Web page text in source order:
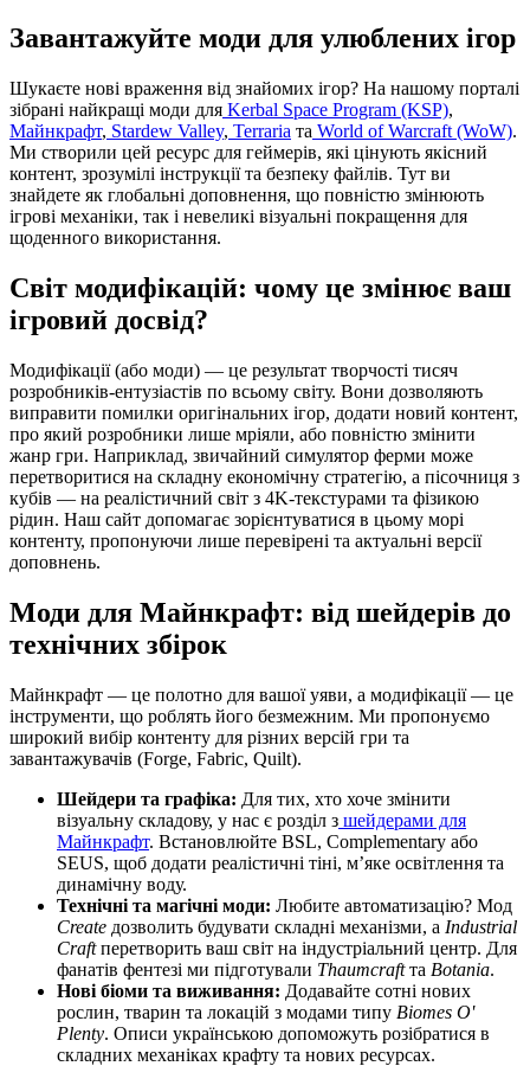
Завантажуйте моди для улюблених ігор
Шукаєте нові враження від знайомих ігор? На нашому порталі
зібрані найкращі моди для Kerbal Space Program (KSP),
Майнкрафт, Stardew Valley, Terraria та World of Warcraft (WoW).
Ми створили цей ресурс для геймерів, які цінують якісний
контент, зрозумілі інструкції та безпеку файлів. Тут ви
знайдете як глобальні доповнення, що повністю змінюють
ігрові механіки, так і невеликі візуальні покращення для
щоденного використання.
Світ модифікацій: чому це змінює ваш
ігровий досвід?
Модифікації (або моди) — це результат творчості тисяч
розробників-ентузіастів по всьому світу. Вони дозволяють
виправити помилки оригінальних ігор, додати новий контент,
про який розробники лише мріяли, або повністю змінити
жанр гри. Наприклад, звичайний симулятор ферми може
перетворитися на складну економічну стратегію, а пісочниця з
кубів — на реалістичний світ з 4K-текстурами та фізикою
рідин. Наш сайт допомагає зорієнтуватися в цьому морі
контенту, пропонуючи лише перевірені та актуальні версії
доповнень.
Моди для Майнкрафт: від шейдерів до
технічних збірок
Майнкрафт — це полотно для вашої уяви, а модифікації — це
інструменти, що роблять його безмежним. Ми пропонуємо
широкий вибір контенту для різних версій гри та
завантажувачів (Forge, Fabric, Quilt).
Шейдери та графіка: Для тих, хто хоче змінити
візуальну складову, у нас є розділ з шейдерами для
Майнкрафт. Встановлюйте BSL, Complementary або
SEUS, щоб додати реалістичні тіні, м’яке освітлення та
динамічну воду.
Технічні та магічні моди: Любите автоматизацію? Мод
Create дозволить будувати складні механізми, а Industrial
Craftперетворить ваш світ на індустріальний центр. Для
фанатів фентезі ми підготували Thaumcraftта Botania.
Нові біоми та виживання: Додавайте сотні нових
рослин, тварин та локацій з модами типу Biomes O'
Plenty. Описи українською допоможуть розібратися в
складних механіках крафту та нових ресурсах.